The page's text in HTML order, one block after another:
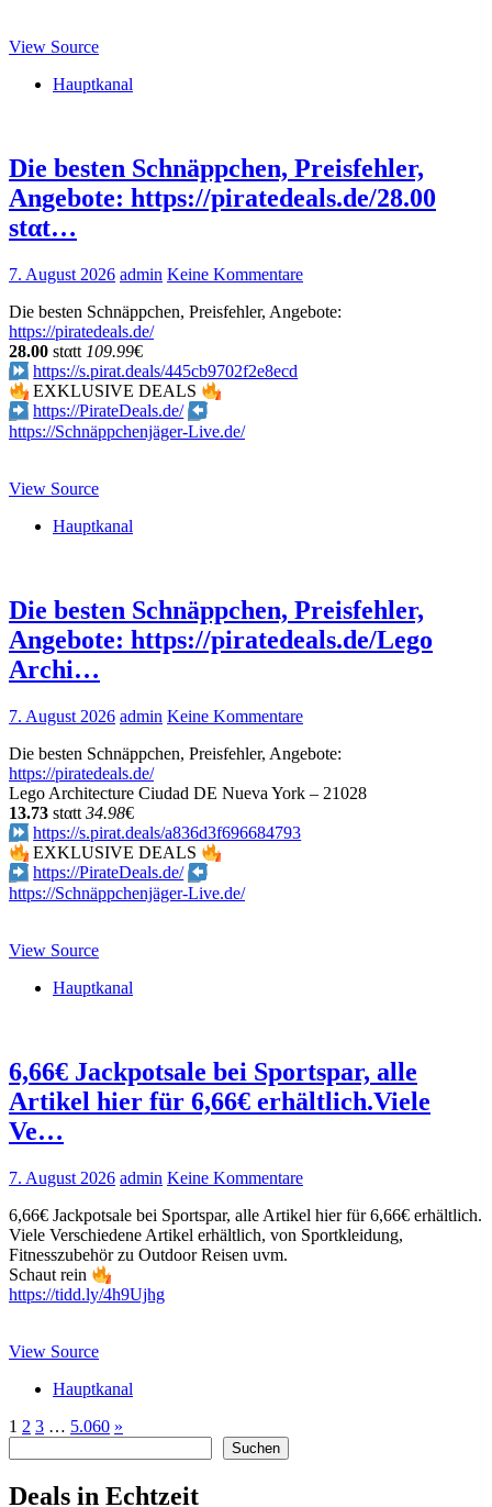
View Source
Hauptkanal
Die besten Schnäppchen, Preisfehler,
Angebote: https://piratedeals.de/28.00
stαt…
7. August 2026 admin Keine Kommentare
Die besten Schnäppchen, Preisfehler, Angebote:
https://piratedeals.de/
28.00 stαtt 109.99€
https://s.pirat.deals/445cb9702f2e8ecd
EXKLUSIVE DEALS
https://PirateDeals.de/
https://Schnäppchenjäger-Live.de/
View Source
Hauptkanal
Die besten Schnäppchen, Preisfehler,
Angebote: https://piratedeals.de/Lego
Archi…
7. August 2026 admin Keine Kommentare
Die besten Schnäppchen, Preisfehler, Angebote:
https://piratedeals.de/
Lego Architecture Ciudad DE Nueva York – 21028
13.73 stαtt 34.98€
https://s.pirat.deals/a836d3f696684793
EXKLUSIVE DEALS
https://PirateDeals.de/
https://Schnäppchenjäger-Live.de/
View Source
Hauptkanal
6,66€ Jackpotsale bei Sportspar, alle
Artikel hier für 6,66€ erhältlich.Viele
Ve…
7. August 2026 admin Keine Kommentare
6,66€ Jackpotsale bei Sportspar, alle Artikel hier für 6,66€ erhältlich.
Viele Verschiedene Artikel erhältlich, von Sportkleidung,
Fitnesszubehör zu Outdoor Reisen uvm.
Schaut rein
https://tidd.ly/4h9Ujhg
View Source
Hauptkanal
Seitennummerierung
der
Beiträge
1 2 3 … 5.060 Nächste
»
Suchen
Deals in Echtzeit